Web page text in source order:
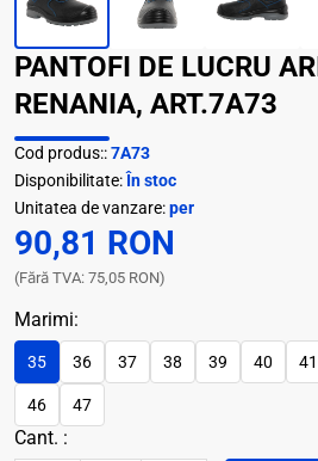
PANTOFI DE LUCRU
RENANIA, ART.7A73
Cod produs::7A73
Disponibilitate: În stoc
Unitatea de vanzare:per
90,81 RON
(Fără TVA: 75,05 RON)
Marimi:
35 36 37 38 39 40 41
46 47
Cant. :